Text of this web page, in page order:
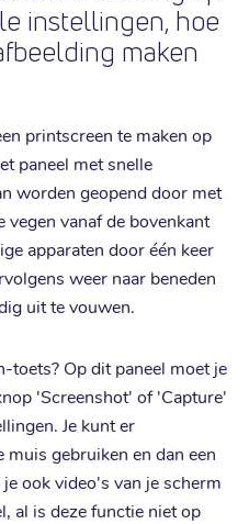
instellingen, hoe
maken
printscreen te maken op
paneel met snelle
worden geopend door met
vegen vanaf de bovenkant
apparaten door één keer
weer naar beneden
uit te vouwen.
toets? Op dit paneel moet je
'Screenshot' of 'Capture'
Je kunt er
gebruiken en dan een
ook video's van je scherm
al is deze functie niet op